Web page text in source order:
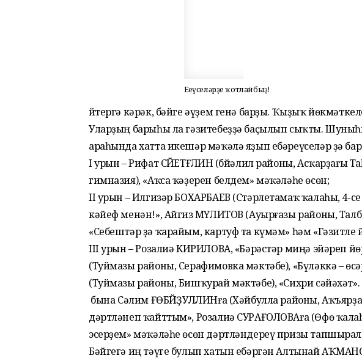
Еңеүселәрҙе ҡотлайбыҙ!
Әйтергә кәрәк, бәйге әүҙем генә барҙы. Ҡыҙыҡ
Уларҙың барыһы ла гәзитебеҙҙә баҫылып сыҡты.
араһында хатта икешәр мәҡәлә яҙып ебәреүселәр ҙә
I урын – Рифат СӘЙЕТҒӘЛИН (Әбйәлил районы, Асҡарҙағы
гимназия), «Аҡса ҡәҙерен белдем» мәҡәләһе өсөн;
II урын – Илгизәр БОХАРБАЕВ (Стәрлетамаҡ ҡалаһы, 4-
кәйеф менән!», Айгиз МӘҮЛИТОВ (Ауырғазы районы,
«Себештәр ҙә ҡарайым, картуф та күмәм» һәм «Гәзитле
III урын – Розалиә КИРИЛОВА, «Бәрәстәр миңә эйәреп
(Туймазы районы, Серафимовка мәктәбе), «Бүләккә –
(Туймазы районы, Бишҡурай мәктәбе), «Сихри сәйәхәт».
Ә бына Сәлим ҒӨБӘЙҘУЛЛИНға (Хәйбулла районы,
дәртләнеп ҡайттым», Розалиә СУРАҒОЛОВАға (Өфө
эсерҙем» мәҡәләһе өсөн дәртләндереү призы
Бәйгегә иң тәүге булып хатын ебәргән Алтынай